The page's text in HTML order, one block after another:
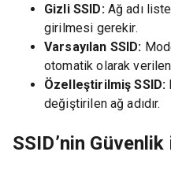
Gizli SSID:Ağ adı
girilmesi gerekir.
Varsayılan SSID:
otomatik olarak
Özelleştirilmiş SSID:
değiştirilen ağ adıdır.
SSID’nin